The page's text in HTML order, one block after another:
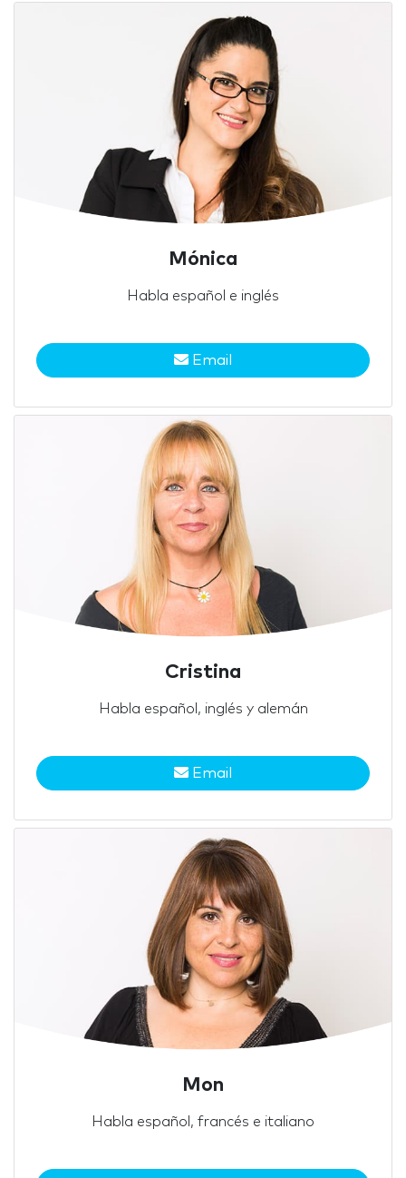
Mónica
Habla español e inglés
Email
Cristina
Habla español, inglés y alemán
Email
Mon
Habla español, francés e italiano